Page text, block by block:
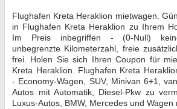
Flughafen Kreta Heraklion mietwagen.
in Flughafen Kreta Heraklion zu Ihrem
Im Preis inbegriffen - (0-Null) keine
unbegrenzte Kilometerzahl, freie
frei. Holen Sie sich Ihren Coupon für
Kreta Heraklion. Flughafen Kreta
- Economy-Wagen, SUV, Minivan 6+1,
Autos mit Automatik, Diesel-Pkw zu
Luxus-Autos, BMW, Mercedes und Wagen